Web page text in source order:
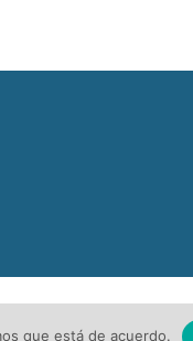
que está de acuerdo.